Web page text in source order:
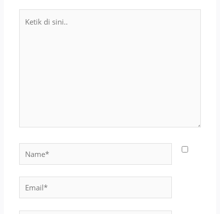
Email*